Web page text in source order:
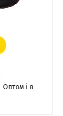
Оптом і в